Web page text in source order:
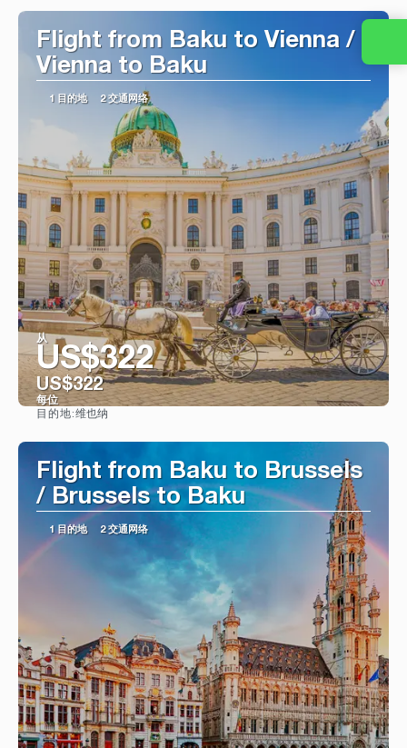
Flight from Baku to Vienna /
Vienna to Baku
1 目的地 2 交通网络
从
US$322
US$322
每位
目的地:维也纳
Flight from Baku to Brussels
/ Brussels to Baku
1 目的地 2 交通网络